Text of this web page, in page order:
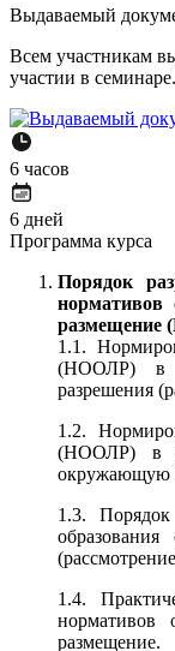
Выдаваемый
Всем участникам
участии в семинаре.
6 часов
6 дней
Программа курса
Порядок
нормативов
размещение
1.1.
(НООЛР) в
разрешения
1.2.
(НООЛР) в
окружающую
1.3. Порядок
1.4.
нормативов
размещение.